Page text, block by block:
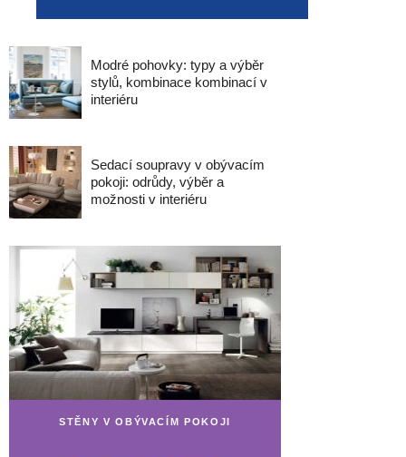
Modré pohovky: typy a výběr
stylů, kombinace kombinací v
interiéru
Sedací soupravy v obývacím
pokoji: odrůdy, výběr a
možnosti v interiéru
STĚNY V OBÝVACÍM POKOJI